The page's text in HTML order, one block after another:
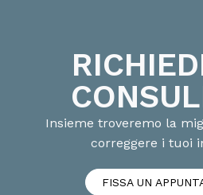
Insieme troveremo la
correggere i tuoi
FISSA UN